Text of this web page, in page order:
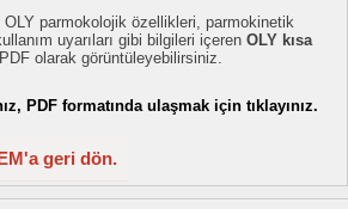
parmokolojik özellikleri, parmokinetik
uyarıları gibi bilgileri içeren OLY kısa
olarak görüntüleyebilirsiniz.
PDF formatında ulaşmak için tıklayınız.
geri dön.